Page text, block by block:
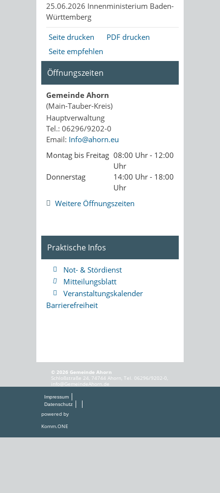
25.06.2026 Innenministerium Baden-
Württemberg
Seite drucken
PDF drucken
Seite empfehlen
Öffnungszeiten
Gemeinde Ahorn
(Main-Tauber-Kreis)
Hauptverwaltung
Tel.: 06296/9202-0
Email: Info@ahorn.eu
Montag bis Freitag 08:00 Uhr - 12:00
Uhr
Donnerstag
14:00 Uhr - 18:00
Uhr
Weitere Öffnungszeiten
Praktische Infos
Not- & Stördienst
Mitteilungsblatt
Veranstaltungskalender
Barrierefreiheit
© 2026 Gemeinde Ahorn
Schloßstraße 24, 74744 Ahorn, Tel. 06296/9202-0,
info@GemeindeAhorn.de
Impressum
Datenschutz
powered by
Komm.ONE